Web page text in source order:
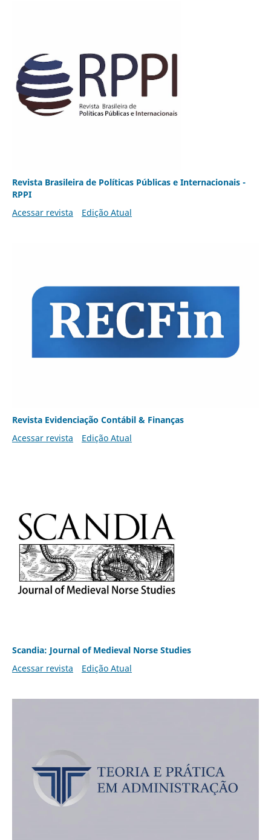
Revista Brasileira de Políticas Públicas e Internacionais -
RPPI
Acessar revista
Edição Atual
Revista Evidenciação Contábil & Finanças
Acessar revista
Edição Atual
Scandia: Journal of Medieval Norse Studies
Acessar revista
Edição Atual